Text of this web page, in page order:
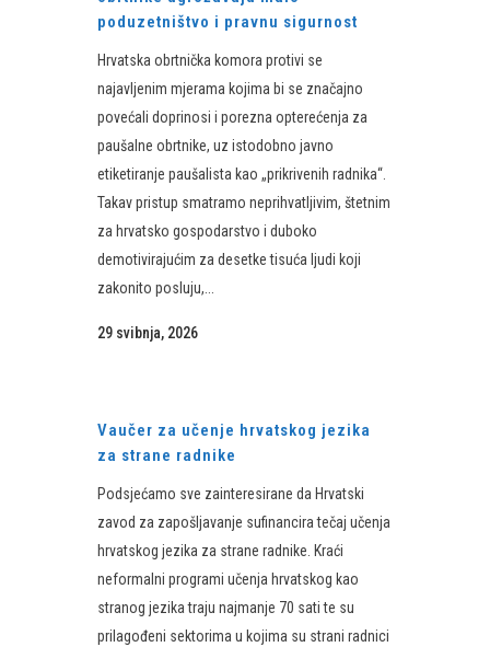
poduzetništvo i pravnu sigurnost
Hrvatska obrtnička komora protivi se
najavljenim mjerama kojima bi se značajno
povećali doprinosi i porezna opterećenja za
paušalne obrtnike, uz istodobno javno
etiketiranje paušalista kao „prikrivenih radnika“.
Takav pristup smatramo neprihvatljivim, štetnim
za hrvatsko gospodarstvo i duboko
demotivirajućim za desetke tisuća ljudi koji
zakonito posluju,...
29 svibnja, 2026
Vaučer za učenje hrvatskog jezika
za strane radnike
Podsjećamo sve zainteresirane da Hrvatski
zavod za zapošljavanje sufinancira tečaj učenja
hrvatskog jezika za strane radnike. Kraći
neformalni programi učenja hrvatskog kao
stranog jezika traju najmanje 70 sati te su
prilagođeni sektorima u kojima su strani radnici